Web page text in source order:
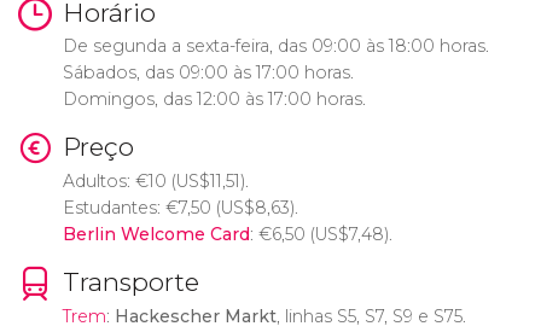
Horário
De segunda a sexta-feira, das 09:00 às 18:00 horas.
Sábados, das 09:00 às 17:00 horas.
Domingos, das 12:00 às 17:00 horas.
Preço
Adultos: €10 (US$11,51).
Estudantes: €7,50 (US$8,63).
Berlin Welcome Card: €6,50 (US$7,48).
Transporte
Trem: Hackescher Markt, linhas S5, S7, S9 e S75.